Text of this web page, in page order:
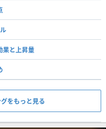
果と上昇量
をもっと見る